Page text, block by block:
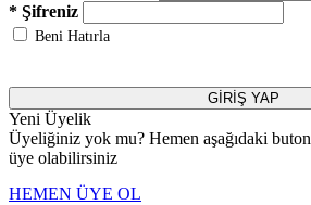
* Şifreniz
Beni Hatırla
GİRİŞ YAP
Yeni Üyelik
Üyeliğiniz yok mu? Hemen aşağıdaki
üye olabilirsiniz
HEMEN ÜYE OL